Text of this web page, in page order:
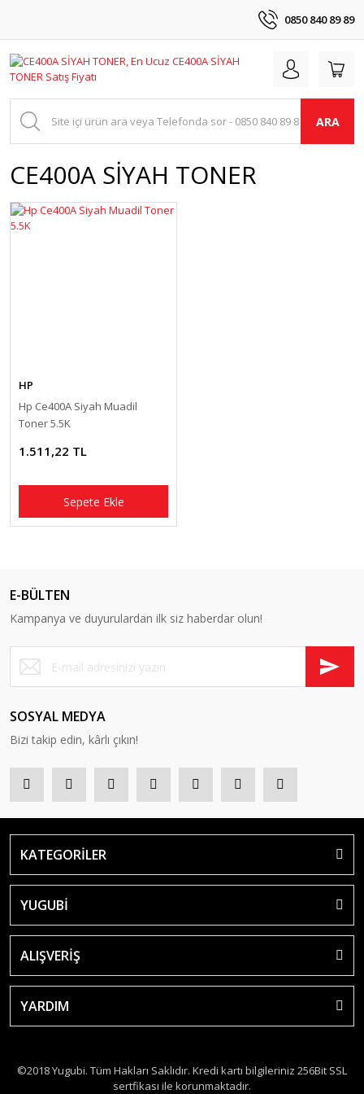
0850 840 89 89
ARA
CE400A SİYAH TONER
HP
Hp Ce400A Siyah Muadil
Toner 5.5K
1.511,22 TL
Sepete Ekle
E-BÜLTEN
Kampanya ve duyurulardan ilk siz haberdar olun!
SOSYAL MEDYA
Bizi takip edin, kârlı çıkın!
KATEGORİLER
YUGUBİ
ALIŞVERİŞ
YARDIM
©2018 Yugubi. Tüm Hakları Saklıdır. Kredi kartı bilgileriniz 256Bit SSL
sertfikası ile korunmaktadır.